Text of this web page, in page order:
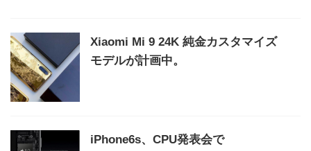
Xiaomi Mi 9 24K 純金カスタマイズ
モデルが計画中。
iPhone6s、CPU発表会で